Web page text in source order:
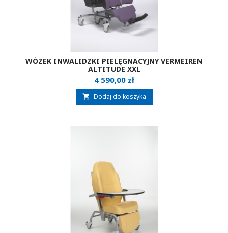
WÓZEK INWALIDZKI PIELĘGNACYJNY VERMEIREN
ALTITUDE XXL
Cena
4 590,00 zł
 Dodaj do koszyka